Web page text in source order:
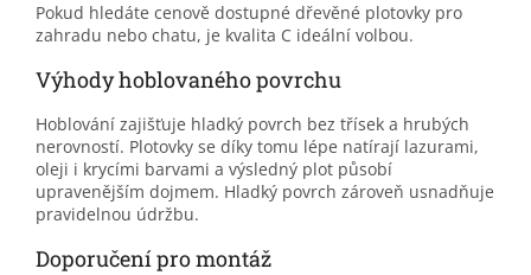
Pokud hledáte cenově dostupné dřevěné plotovky pro
zahradu nebo chatu, je kvalita C ideální volbou.
Výhody hoblovaného povrchu
Hoblování zajišťuje hladký povrch bez třísek a hrubých
nerovností. Plotovky se díky tomu lépe natírají lazurami,
oleji i krycími barvami a výsledný plot působí
upravenějším dojmem. Hladký povrch zároveň usnadňuje
pravidelnou údržbu.
Doporučení pro montáž